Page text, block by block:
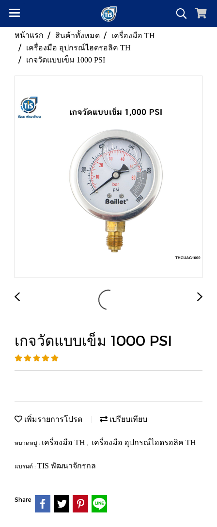
หน้าแรก สินค้าทั้งหมด
เครื่องมือ TH
เครื่องมือ อุปกรณ์ไฮดรอลิค TH
เกจวัดแบบเข็ม 1000 PSI
เกจวัดแบบเข็ม 1000 PSI
เพิ่มรายการโปรด เปรียบเทียบ
หมวดหมู่ : เครื่องมือ TH , เครื่องมือ อุปกรณ์ไฮดรอลิค TH
แบรนด์ : TIS พัฒนาจักรกล
Share